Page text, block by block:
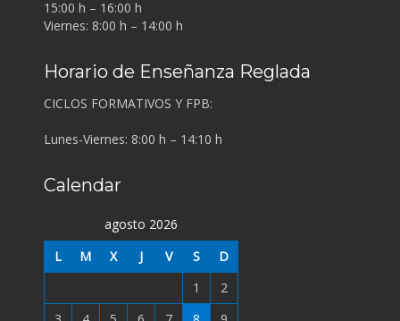
15:00 h – 16:00 h
Viernes: 8:00 h – 14:00 h
Horario de Enseñanza Reglada
CICLOS FORMATIVOS Y FPB:
Lunes-Viernes: 8:00 h – 14:10 h
Calendar
agosto 2026
L
M X J V S
D
1
2